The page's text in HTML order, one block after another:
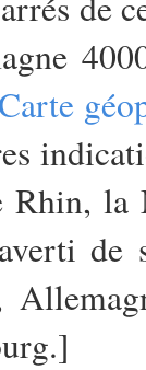
Carte
de